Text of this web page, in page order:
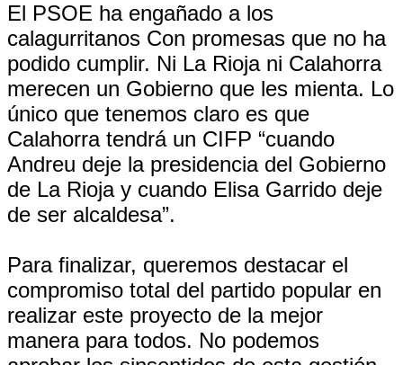
El PSOE ha engañado a los
calagurritanos Con promesas que no ha
podido cumplir. Ni La Rioja ni Calahorra
merecen un Gobierno que les mienta. Lo
único que tenemos claro es que
Calahorra tendrá un CIFP “cuando
Andreu deje la presidencia del Gobierno
de La Rioja y cuando Elisa Garrido deje
de ser alcaldesa”.
Para finalizar, queremos destacar el
compromiso total del partido popular en
realizar este proyecto de la mejor
manera para todos. No podemos